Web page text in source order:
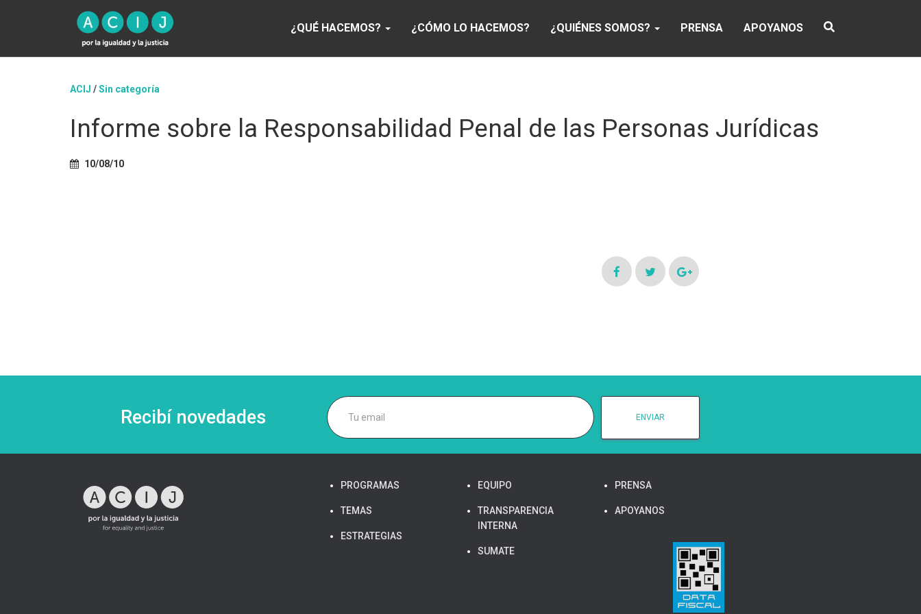
¿QUÉ HACEMOS? ¿CÓMO LO HACEMOS? ¿QUIÉNES SOMOS? PRENSA APOYANOS
ACIJ /Sin categoría
Informe sobre la Responsabilidad Penal de las Personas Jurídicas
10/08/10
Recibí novedades
PROGRAMAS
TEMAS
ESTRATEGIAS
EQUIPO
TRANSPARENCIA
INTERNA
SUMATE
PRENSA
APOYANOS